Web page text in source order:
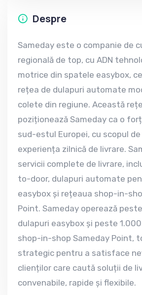
Despre
Sameday este o companie de
regională de top, cu ADN
motrice din spatele easybox,
rețea de dulapuri automate
colete din regiune. Această
poziționează Sameday ca o
sud-estul Europei, cu scopul
experiența zilnică de livrare.
servicii complete de livrare,
to-door, dulapuri automate
easybox și rețeaua shop-in-
Point. Sameday operează
dulapuri easybox și peste
shop-in-shop Sameday Point,
strategic pentru a satisface
clienților care caută soluții de
convenabile, rapide și flexibile.